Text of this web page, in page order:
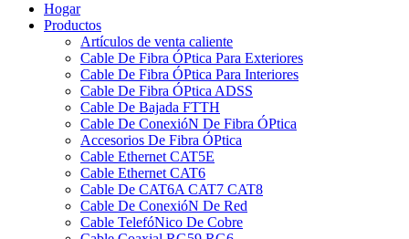
Hogar
Productos
Artículos de venta caliente
Cable De Fibra ÓPtica Para Exteriores
Cable De Fibra ÓPtica Para Interiores
Cable De Fibra ÓPtica ADSS
Cable De Bajada FTTH
Cable De ConexióN De Fibra ÓPtica
Accesorios De Fibra ÓPtica
Cable Ethernet CAT5E
Cable Ethernet CAT6
Cable De CAT6A CAT7 CAT8
Cable De ConexióN De Red
Cable TelefóNico De Cobre